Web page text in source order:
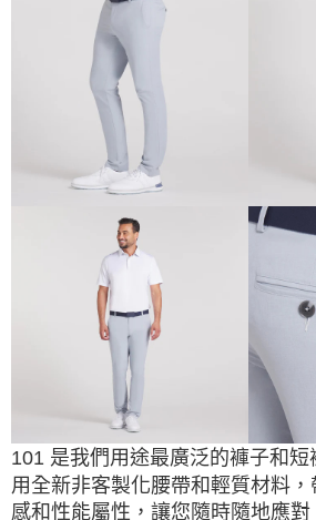
101 是我們用途最廣泛的褲子和短
用全新非客製化腰帶和輕質材料
感和性能屬性，讓您隨時隨地應對